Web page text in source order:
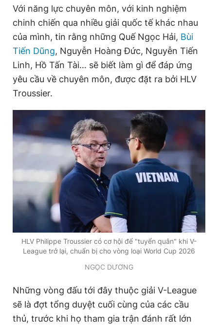
Với năng lực chuyên môn, với kinh nghiệm
chinh chiến qua nhiều giải quốc tế khác nhau
của mình, tin rằng những Quế Ngọc Hải, Bùi
Tiến Dũng, Nguyễn Hoàng Đức, Nguyễn Tiến
Linh, Hồ Tấn Tài… sẽ biết làm gì để đáp ứng
yêu cầu về chuyên môn, được đặt ra bởi HLV
Troussier.
HLV Philippe Troussier có cơ hội để "tuyển quân" khi V-
League trở lại, chuẩn bị cho vòng loại World Cup 2026
NGỌC DƯƠNG
Những vòng đấu tới đây thuộc giải V-League
sẽ là đợt tổng duyệt cuối cùng của các cầu
thủ, trước khi họ tham gia trận đánh rất lớn